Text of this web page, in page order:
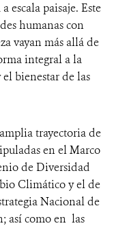
escala paisaje. Este
humanas con
vayan más allá de
integral a la
bienestar de las
trayectoria de
en el Marco
de Diversidad
Climático y el de
Nacional de
así como en las